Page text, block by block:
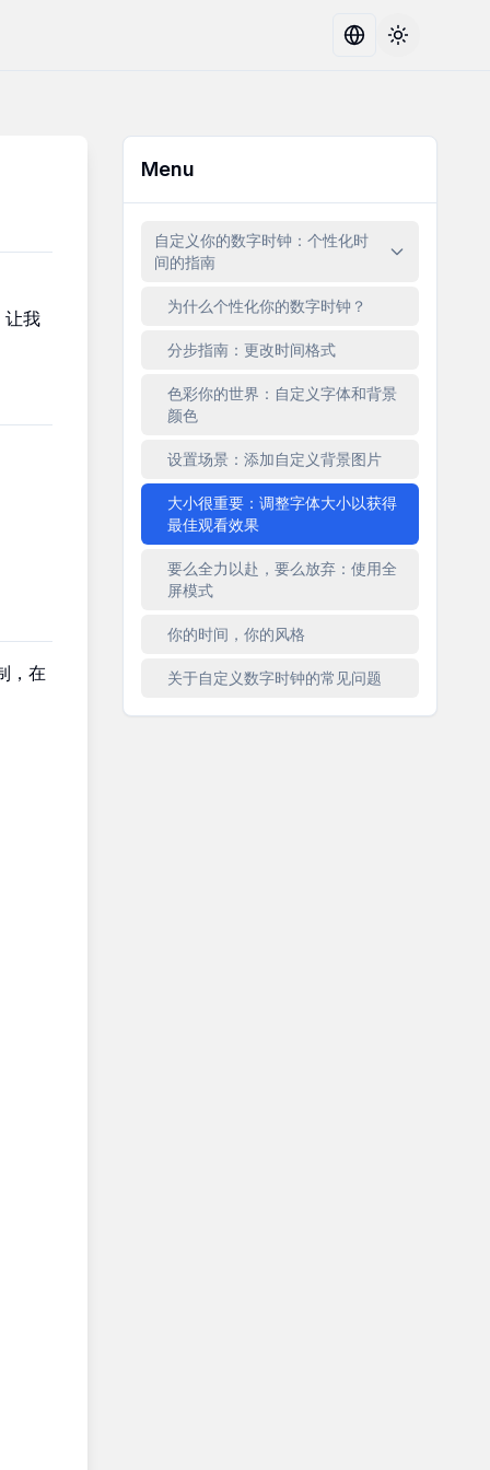
Toggle
让我
，在
Menu
自定义你的数字时钟：个性化时
间的指南
为什么个性化你的数字时钟？
分步指南：更改时间格式
色彩你的世界：自定义字体和背景
颜色
设置场景：添加自定义背景图片
大小很重要：调整字体大小以获得
最佳观看效果
要么全力以赴，要么放弃：使用全
屏模式
你的时间，你的风格
关于自定义数字时钟的常见问题